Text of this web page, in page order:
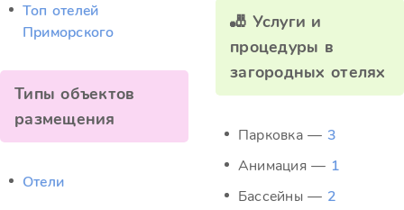
Топ отелей
Приморского
Типы объектов
размещения
Отели
🎳 Услуги и
процедуры в
загородных отелях
Парковка — 3
Анимация — 1
Бассейны — 2